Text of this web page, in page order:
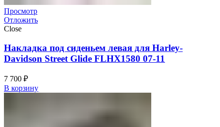
Просмотр
Отложить
Close
Накладка под сиденьем левая для Harley-
Davidson Street Glide FLHX1580 07-11
7 700 ₽
В корзину